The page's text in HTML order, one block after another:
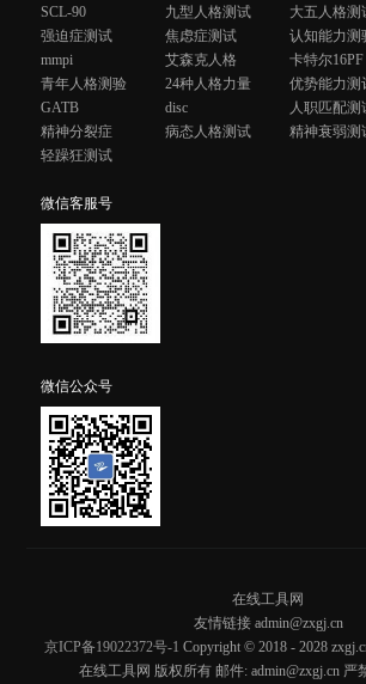
SCL-90
九型人格测试
大五人格测
强迫症测试
焦虑症测试
认知能力测
mmpi
艾森克人格
卡特尔16PF
青年人格测验
24种人格力量
优势能力测
GATB
disc
人职匹配测
精神分裂症
病态人格测试
精神衰弱测
轻躁狂测试
微信客服号
微信公众号
在线工具网
友情链接 admin@zxgj.cn
京ICP备19022372号-1 Copyright © 2018 - 2028
在线工具网 版权所有 邮件: admin@zxgj.cn 严